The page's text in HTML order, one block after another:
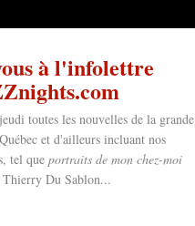
à l'infolettre
toutes les nouvelles de la grande
et d'ailleurs incluant nos
tel que portraits de mon chez-moi
Thierry Du Sablon...